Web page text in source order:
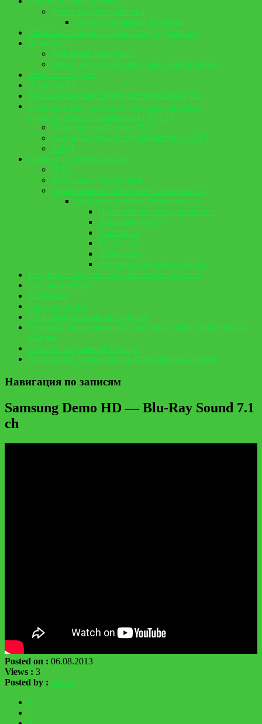
Успех каждого ребенка
Новости в рамках Проекта
Районный волонтерский отряд «Добряне»
Конкурсы
Районные конкурсы
Итоги областных массовых мероприятий
Школьные музеи
Штаб ДЮП
Муниципальный Центр тестирования ГТО
Центр по профилактике детского дорожно-
транспортного травматизма (ДДТТ)
План работы Центра ПДД
Акции Центра по профилактике ДДТТ
ЮИД
Странички безопасности
ПДД
Внимание, терроризм!
Профилактика Интернет-зависимости
Информационная безопасность
Нормативное регулирование
Локальные акты
Ученикам
Родителям
Педагогам
Детские безопасные сайты
Национальная система учительского роста
Наставничество
Контакты
Горячие линии
Информационные материалы
Детский общественный Совет при Главе Медвенского
района
Охрана окружающей среды
Велопробег «Нам дороги эти позабыть нельзя!»
Навигация по записям
Samsung Demo HD — Blu-Ray Sound 7.1
ch
Posted on : 06.08.2013
Views : 3
Posted by : admin
1
2